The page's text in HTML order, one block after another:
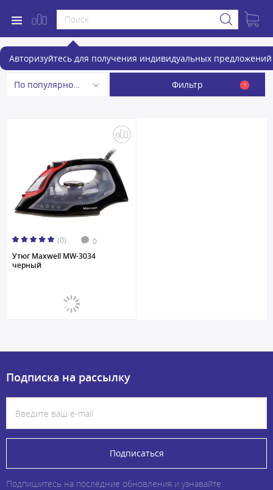
Авторизуйтесь для получения индивидуальных предложений
Утюги
По популярности Фильтр 1
(0) 0
Утюг Maxwell MW-3034
черный
Подписка на рассылку
Подписаться
Подпишитесь на последние обновления и узнавайте